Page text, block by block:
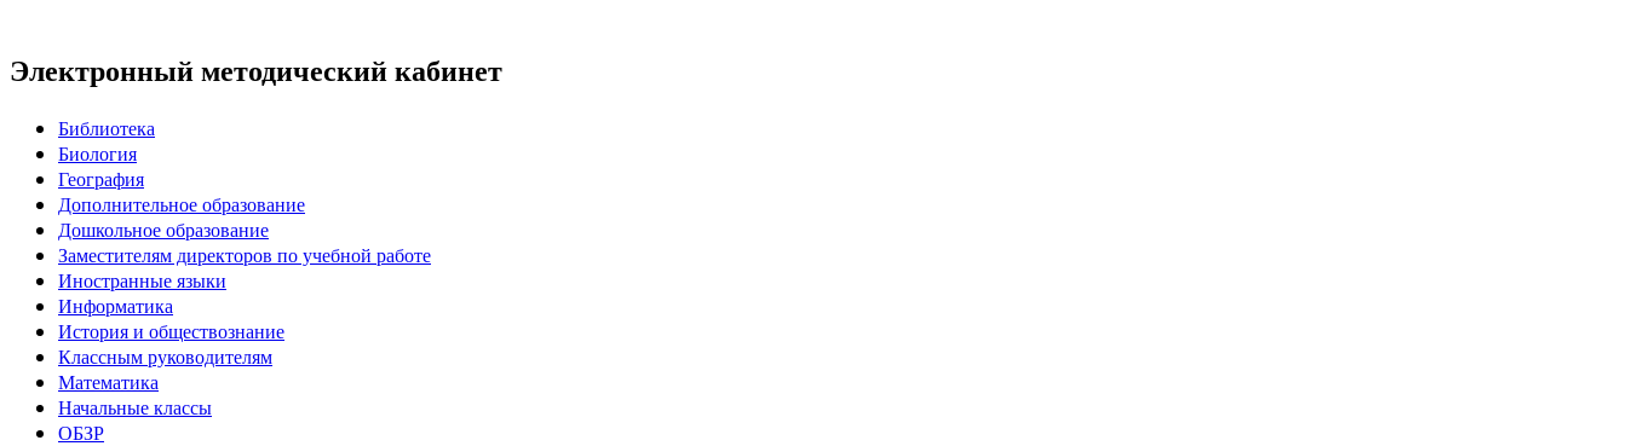
Электронный методический кабинет
Библиотека
Биология
География
Дополнительное образование
Дошкольное образование
Заместителям директоров по учебной работе
Иностранные языки
Информатика
История и обществознание
Классным руководителям
Математика
Начальные классы
ОБЗР